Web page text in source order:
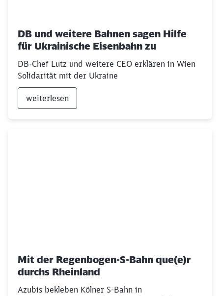
DB und weitere Bahnen sagen Hilfe
für Ukrainische Eisenbahn zu
DB-Chef Lutz und weitere CEO erklären in Wien
Solidarität mit der Ukraine
weiterlesen
Mit der Regenbogen-S-Bahn que(e)r
durchs Rheinland
Azubis bekleben Kölner S-Bahn in